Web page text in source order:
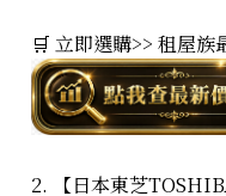
🛒 立即選購>> 租屋
2. 【日本東芝